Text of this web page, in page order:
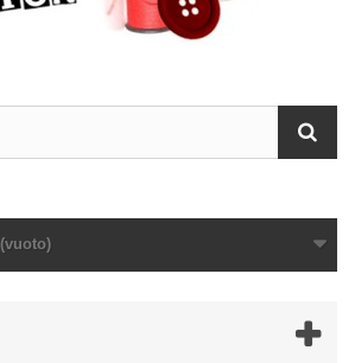
(vuoto)